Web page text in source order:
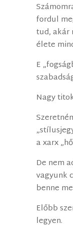
fordul
tud, akár
élete
E
Nagy
a xarx
De nem
vagyunk
benne
Előbb
legyen.